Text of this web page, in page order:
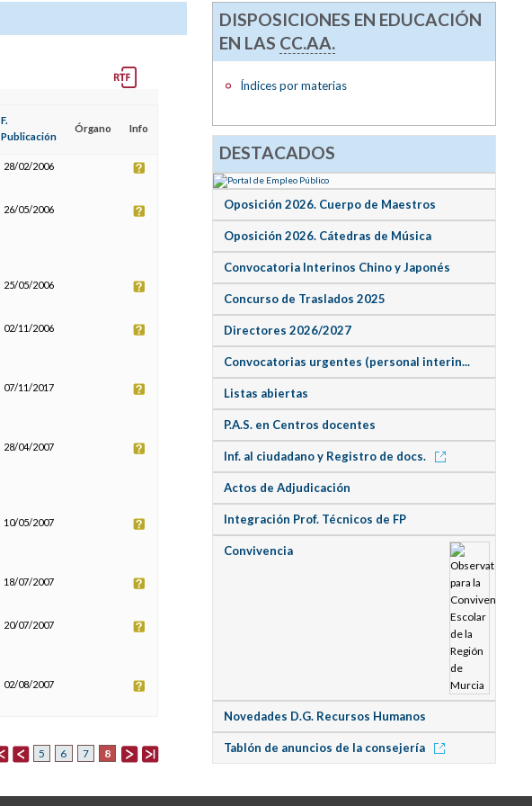
F.
Publicación
Órgano Info
28/02/2006
26/05/2006
25/05/2006
02/11/2006
07/11/2017
28/04/2007
10/05/2007
18/07/2007
20/07/2007
02/08/2007
5 6 7 8
DISPOSICIONES EN EDUCACIÓN
EN LAS CC.AA.
Índices por materias
DESTACADOS
Oposición 2026. Cuerpo de Maestros
Oposición 2026. Cátedras de Música
Convocatoria Interinos Chino y Japonés
Concurso de Traslados 2025
Directores 2026/2027
Convocatorias urgentes (personal interin...
Listas abiertas
P.A.S. en Centros docentes
Inf. al ciudadano y Registro de docs.
Actos de Adjudicación
Integración Prof. Técnicos de FP
Convivencia
Novedades D.G. Recursos Humanos
Tablón de anuncios de la consejería